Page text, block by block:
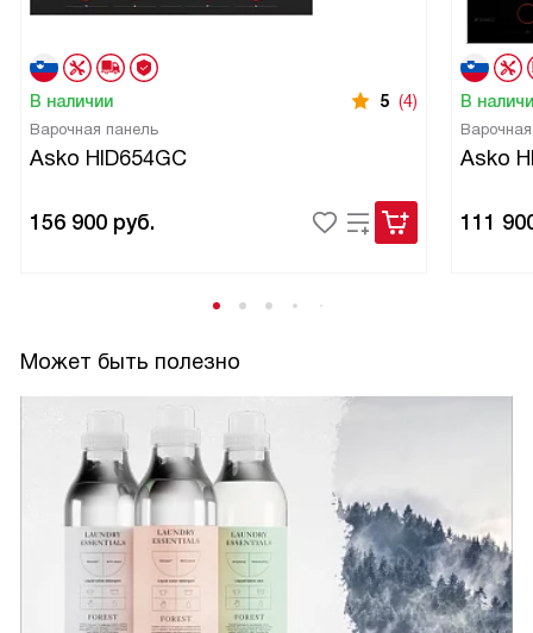
Может быть полезно
искала!
В наличии 5 (4)
Варочная панель
Asko HID654GC
156 900 руб.
В
Asko
111